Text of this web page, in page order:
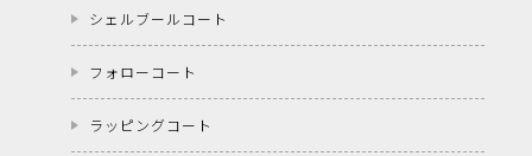
シェルブールコート
フォローコート
ラッピングコート